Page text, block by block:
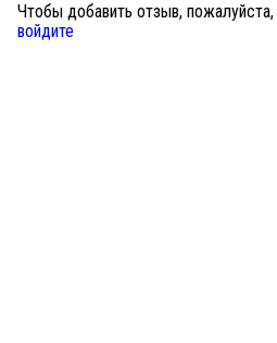
Чтобы добавить отзыв, пожалуйста,
войдите